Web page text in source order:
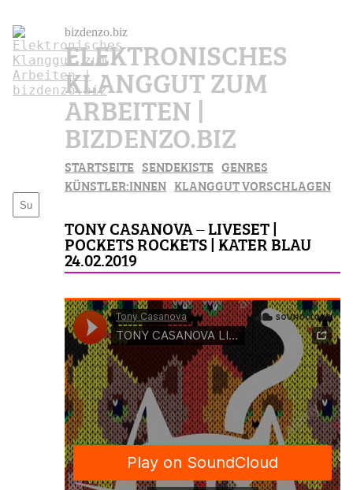
bizdenzo.biz
ELEKTRONISCHES
KLANGGUT ZUM
ARBEITEN |
BIZDENZO.BIZ
STARTSEITE SENDEKISTE GENRES
KÜNSTLER:INNEN KLANGGUT VORSCHLAGEN
TONY CASANOVA – LIVESET |
POCKETS ROCKETS | KATER BLAU
24.02.2019